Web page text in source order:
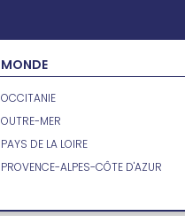
MONDE
OCCITANIE
OUTRE-MER
PAYS DE LA LOIRE
PROVENCE-ALPES-CÔTE D'AZUR